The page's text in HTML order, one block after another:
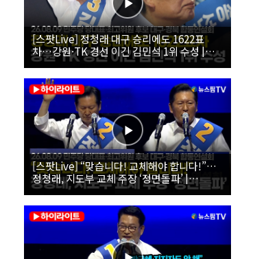
[스팟Live] 정청래 대구 승리에도 1622표
차…강원·TK 경선 이긴 김민석 1위 수성 |
26.08.09 더불어민주당 당대표·최고위원 후
보 대구·경북 합동연설회
[스팟Live] “맞습니다! 교체해야 합니다!”…
정청래, 지도부 교체 주장 ‘정면돌파’ |
26.08.09 더불어민주당 당대표·최고위원 후
보 대구·경북 합동연설회